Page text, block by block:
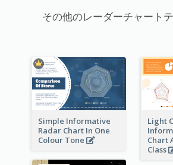
その他のレーダーチャート
Simple Informative
Radar Chart In One
Colour Tone
Light
Chart
Class